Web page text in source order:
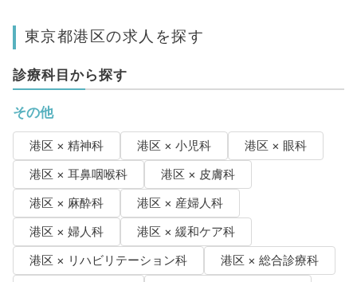
東京都港区の求人を探す
診療科目から探す
その他
港区 × 精神科 港区 × 小児科
港区 × 眼科
港区 × 耳鼻咽喉科
港区 × 皮膚科
港区 × 麻酔科
港区 × 産婦人科
港区 × 婦人科
港区 × 緩和ケア科
港区 × リハビリテーション科
港区 × 総合診療科